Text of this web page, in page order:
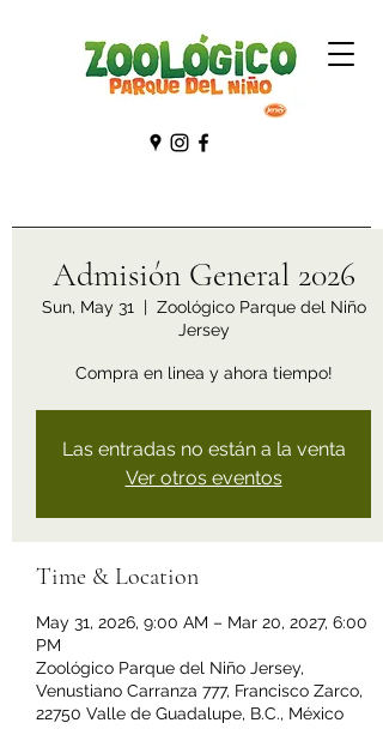
Admisión General 2026
Sun, May 31
  |
Zoológico Parque del Niño
Jersey
Compra en linea y ahora tiempo!
Las entradas no están a la venta
Ver otros eventos
Time & Location
May 31, 2026, 9:00 AM – Mar 20, 2027, 6:00
PM
Zoológico Parque del Niño Jersey,
Venustiano Carranza 777, Francisco Zarco,
22750 Valle de Guadalupe, B.C., México